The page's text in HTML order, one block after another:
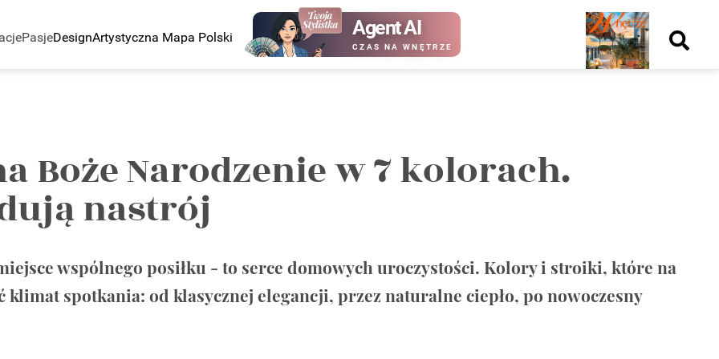
PasjeDesignArtystyczna Mapa Polski Agent AI
CZAS NA WNĘTRZE
Nowy
numer
kup ten
numer
Boże Narodzenie w 7 kolorach.
nastrój
wspólnego posiłku - to serce domowych uroczystości. Kolory i stroiki, które na
spotkania: od klasycznej elegancji, przez naturalne ciepło, po nowoczesny